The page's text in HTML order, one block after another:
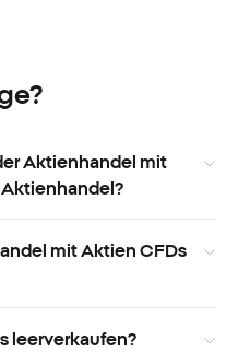
Aktienhandel mit
mit Aktien CFDs
leerverkaufen?